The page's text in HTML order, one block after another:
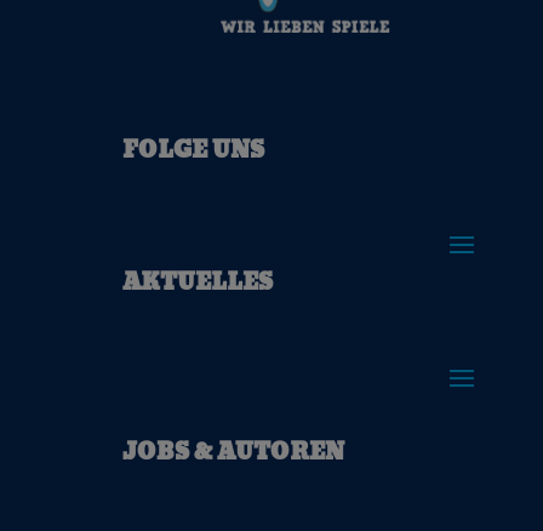
AKTUELLES
JOBS & AUTOREN
FOLGE UNS